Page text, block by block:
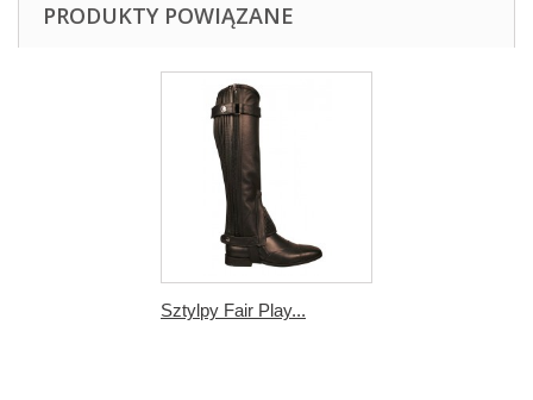
PRODUKTY POWIĄZANE
Sztylpy Fair Play...